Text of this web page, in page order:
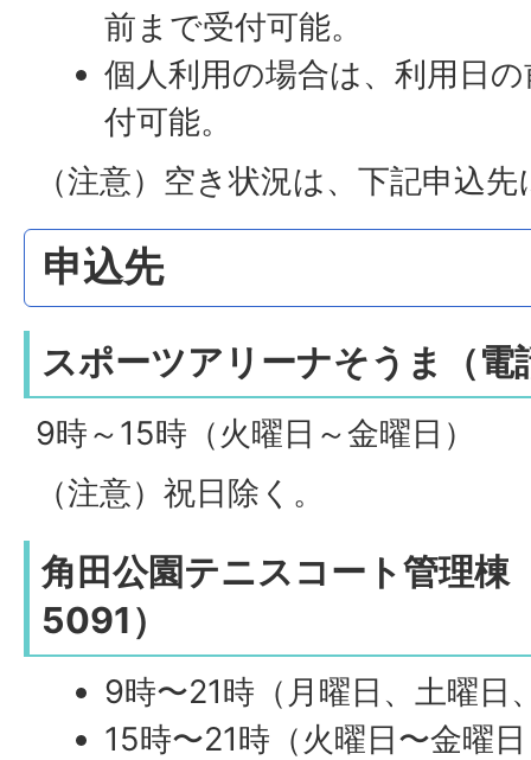
前まで受付可能。
個人利用の場合は、利用日
付可能。
（注意）空き状況は、下記申込
申込先
スポーツアリーナそうま（
9時～15時（火曜日～金曜日）
（注意）祝日除く。
角田公園テニスコート管理
5091）
9時〜21時（月曜日、土曜日
15時〜21時（火曜日〜金曜